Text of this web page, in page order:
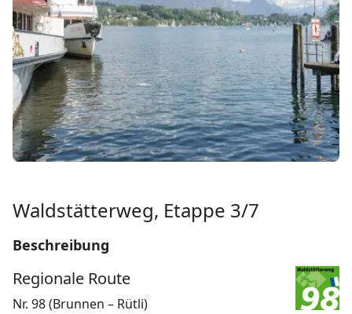
Waldstätterweg, Etappe 3/7
Beschreibung
Regionale Route
Nr. 98 (Brunnen – Rütli)